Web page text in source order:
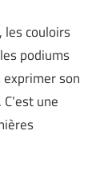
les couloirs
podiums
son
une